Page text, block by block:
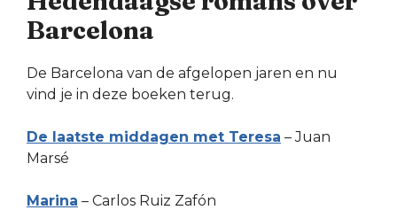
Barcelona
De Barcelona van de afgelopen jaren en nu
vind je in deze boeken terug.
De laatste middagen met Teresa – Juan
Marsé
Marina – Carlos Ruiz Zafón